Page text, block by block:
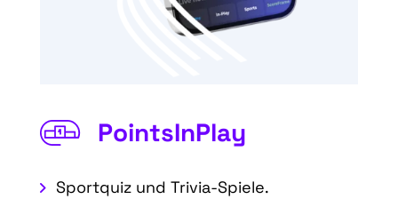
PointsInPlay
Sportquiz und Trivia-Spiele.